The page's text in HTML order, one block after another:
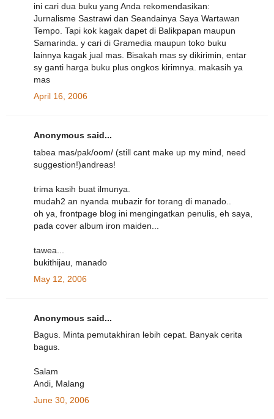
ini cari dua buku yang Anda rekomendasikan:
Jurnalisme Sastrawi dan Seandainya Saya Wartawan
Tempo. Tapi kok kagak dapet di Balikpapan maupun
Samarinda. y cari di Gramedia maupun toko buku
lainnya kagak jual mas. Bisakah mas sy dikirimin, entar
sy ganti harga buku plus ongkos kirimnya. makasih ya
mas
April 16, 2006
Anonymous said...
tabea mas/pak/oom/ (still cant make up my mind, need
suggestion!)andreas!
trima kasih buat ilmunya.
mudah2 an nyanda mubazir for torang di manado..
oh ya, frontpage blog ini mengingatkan penulis, eh saya,
pada cover album iron maiden...
tawea...
bukithijau, manado
May 12, 2006
Anonymous said...
Bagus. Minta pemutakhiran lebih cepat. Banyak cerita
bagus.
Salam
Andi, Malang
June 30, 2006